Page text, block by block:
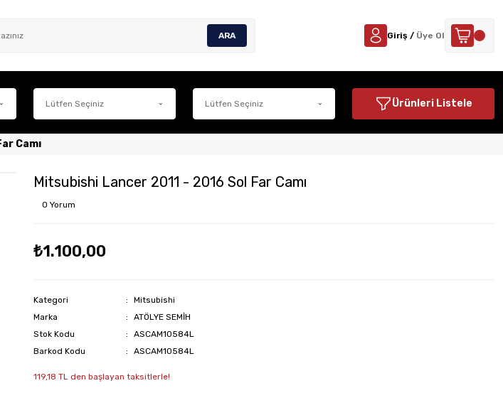
ARA Giriş / Üye Ol
Ürünleri Listele
Camı
Mitsubishi Lancer 2011 - 2016 Sol Far Camı
0 Yorum
₺1.100,00
Kategori
Mitsubishi
Marka
ATÖLYE SEMİH
Stok Kodu
ASCAM10584L
Barkod Kodu
ASCAM10584L
119,18 TL den başlayan taksitlerle!